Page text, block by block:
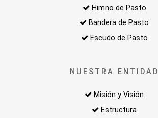
Himno de Pasto
Bandera de Pasto
Escudo de Pasto
NUESTRA ENTIDAD
Misión y Visión
Estructura